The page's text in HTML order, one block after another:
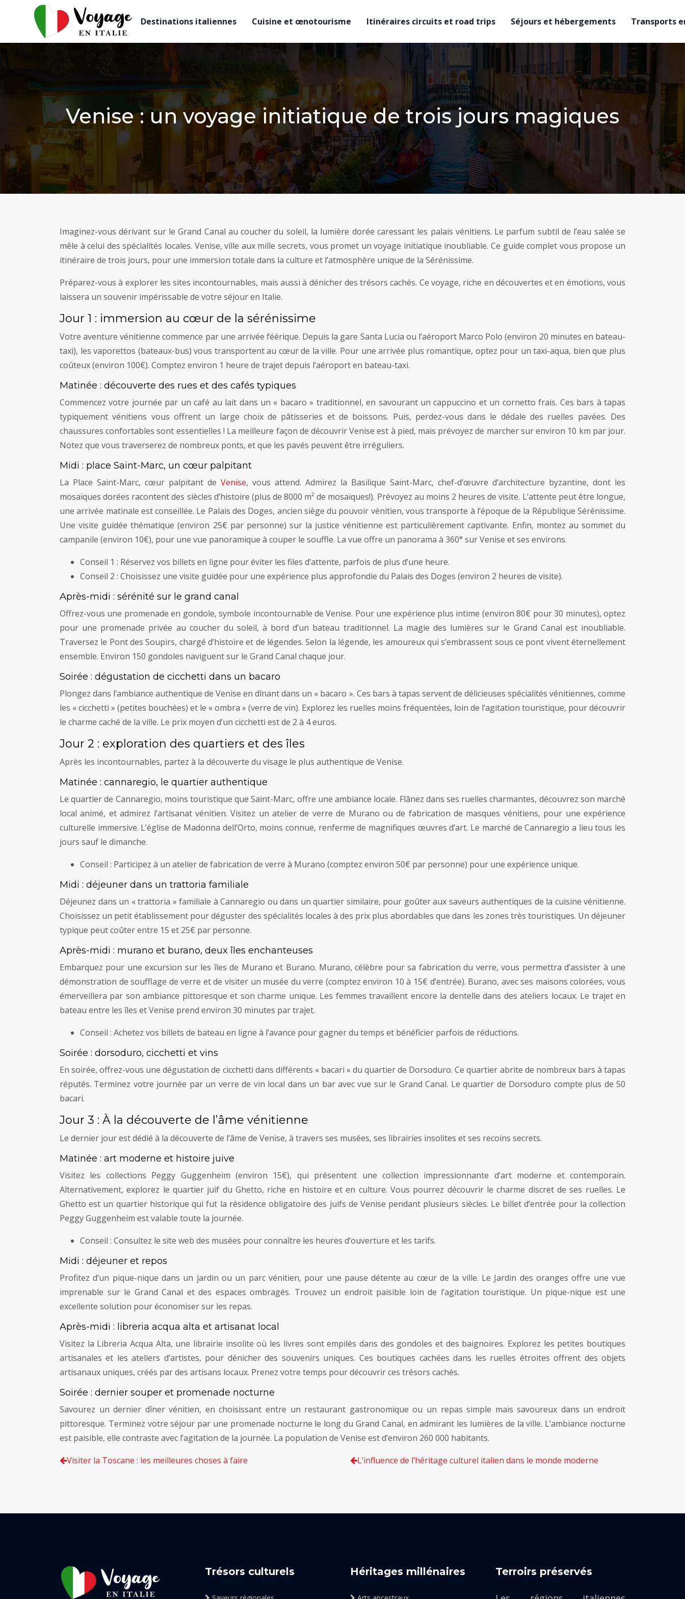
Destinations italiennes Cuisine et œnotourisme Itinéraires circuits et road trips Séjours et hébergements Transports
Venise : un voyage initiatique de trois jours magiques
Imaginez-vous dérivant sur le Grand Canal au coucher du soleil, la lumière dorée caressant les palais vénitiens. Le parfum subtil de l’eau salée se
mêle à celui des spécialités locales. Venise, ville aux mille secrets, vous promet un voyage initiatique inoubliable. Ce guide complet vous propose un
itinéraire de trois jours, pour une immersion totale dans la culture et l’atmosphère unique de la Sérénissime.
Préparez-vous à explorer les sites incontournables, mais aussi à dénicher des trésors cachés. Ce voyage, riche en découvertes et en émotions, vous
laissera un souvenir impérissable de votre séjour en Italie.
Jour 1 : immersion au cœur de la sérénissime
Votre aventure vénitienne commence par une arrivée féérique. Depuis la gare Santa Lucia ou l’aéroport Marco Polo (environ 20 minutes en bateau-
taxi), les vaporettos (bateaux-bus) vous transportent au cœur de la ville. Pour une arrivée plus romantique, optez pour un taxi-aqua, bien que plus
coûteux (environ 100€). Comptez environ 1 heure de trajet depuis l’aéroport en bateau-taxi.
Matinée : découverte des rues et des cafés typiques
Commencez votre journée par un café au lait dans un « bacaro » traditionnel, en savourant un cappuccino et un cornetto frais. Ces bars à tapas
typiquement vénitiens vous offrent un large choix de pâtisseries et de boissons. Puis, perdez-vous dans le dédale des ruelles pavées. Des
chaussures confortables sont essentielles ! La meilleure façon de découvrir Venise est à pied, mais prévoyez de marcher sur environ 10 km par jour.
Notez que vous traverserez de nombreux ponts, et que les pavés peuvent être irréguliers.
Midi : place Saint-Marc, un cœur palpitant
La Place Saint-Marc, cœur palpitant de Venise, vous attend. Admirez la Basilique Saint-Marc, chef-d’œuvre d’architecture byzantine, dont les
mosaïques dorées racontent des siècles d’histoire (plus de 8000 m² de mosaïques!). Prévoyez au moins 2 heures de visite. L’attente peut être longue,
une arrivée matinale est conseillée. Le Palais des Doges, ancien siège du pouvoir vénitien, vous transporte à l’époque de la République Sérénissime.
Une visite guidée thématique (environ 25€ par personne) sur la justice vénitienne est particulièrement captivante. Enfin, montez au sommet du
campanile (environ 10€), pour une vue panoramique à couper le souffle. La vue offre un panorama à 360° sur Venise et ses environs.
Conseil 1 : Réservez vos billets en ligne pour éviter les files d’attente, parfois de plus d’une heure.
Conseil 2 : Choisissez une visite guidée pour une expérience plus approfondie du Palais des Doges (environ 2 heures de visite).
Après-midi : sérénité sur le grand canal
Offrez-vous une promenade en gondole, symbole incontournable de Venise. Pour une expérience plus intime (environ 80€ pour 30 minutes), optez
pour une promenade privée au coucher du soleil, à bord d’un bateau traditionnel. La magie des lumières sur le Grand Canal est inoubliable.
Traversez le Pont des Soupirs, chargé d’histoire et de légendes. Selon la légende, les amoureux qui s’embrassent sous ce pont vivent éternellement
ensemble. Environ 150 gondoles naviguent sur le Grand Canal chaque jour.
Soirée : dégustation de cicchetti dans un bacaro
Plongez dans l’ambiance authentique de Venise en dînant dans un « bacaro ». Ces bars à tapas servent de délicieuses spécialités vénitiennes, comme
les « cicchetti » (petites bouchées) et le « ombra » (verre de vin). Explorez les ruelles moins fréquentées, loin de l’agitation touristique, pour découvrir
le charme caché de la ville. Le prix moyen d’un cicchetti est de 2 à 4 euros.
Jour 2 : exploration des quartiers et des îles
Après les incontournables, partez à la découverte du visage le plus authentique de Venise.
Matinée : cannaregio, le quartier authentique
Le quartier de Cannaregio, moins touristique que Saint-Marc, offre une ambiance locale. Flânez dans ses ruelles charmantes, découvrez son marché
local animé, et admirez l’artisanat vénitien. Visitez un atelier de verre de Murano ou de fabrication de masques vénitiens, pour une expérience
culturelle immersive. L’église de Madonna dell’Orto, moins connue, renferme de magnifiques œuvres d’art. Le marché de Cannaregio a lieu tous les
jours sauf le dimanche.
Conseil : Participez à un atelier de fabrication de verre à Murano (comptez environ 50€ par personne) pour une expérience unique.
Midi : déjeuner dans un trattoria familiale
Déjeunez dans un « trattoria » familiale à Cannaregio ou dans un quartier similaire, pour goûter aux saveurs authentiques de la cuisine vénitienne.
Choisissez un petit établissement pour déguster des spécialités locales à des prix plus abordables que dans les zones très touristiques. Un déjeuner
typique peut coûter entre 15 et 25€ par personne.
Après-midi : murano et burano, deux îles enchanteuses
Embarquez pour une excursion sur les îles de Murano et Burano. Murano, célèbre pour sa fabrication du verre, vous permettra d’assister à une
démonstration de soufflage de verre et de visiter un musée du verre (comptez environ 10 à 15€ d’entrée). Burano, avec ses maisons colorées, vous
émerveillera par son ambiance pittoresque et son charme unique. Les femmes travaillent encore la dentelle dans des ateliers locaux. Le trajet en
bateau entre les îles et Venise prend environ 30 minutes par trajet.
Conseil : Achetez vos billets de bateau en ligne à l’avance pour gagner du temps et bénéficier parfois de réductions.
Soirée : dorsoduro, cicchetti et vins
En soirée, offrez-vous une dégustation de cicchetti dans différents « bacari » du quartier de Dorsoduro. Ce quartier abrite de nombreux bars à tapas
réputés. Terminez votre journée par un verre de vin local dans un bar avec vue sur le Grand Canal. Le quartier de Dorsoduro compte plus de 50
bacari.
Jour 3 : À la découverte de l’âme vénitienne
Le dernier jour est dédié à la découverte de l’âme de Venise, à travers ses musées, ses librairies insolites et ses recoins secrets.
Matinée : art moderne et histoire juive
Visitez les collections Peggy Guggenheim (environ 15€), qui présentent une collection impressionnante d’art moderne et contemporain.
Alternativement, explorez le quartier juif du Ghetto, riche en histoire et en culture. Vous pourrez découvrir le charme discret de ses ruelles. Le
Ghetto est un quartier historique qui fut la résidence obligatoire des juifs de Venise pendant plusieurs siècles. Le billet d’entrée pour la collection
Peggy Guggenheim est valable toute la journée.
Conseil : Consultez le site web des musées pour connaître les heures d’ouverture et les tarifs.
Midi : déjeuner et repos
Profitez d’un pique-nique dans un jardin ou un parc vénitien, pour une pause détente au cœur de la ville. Le Jardin des oranges offre une vue
imprenable sur le Grand Canal et des espaces ombragés. Trouvez un endroit paisible loin de l’agitation touristique. Un pique-nique est une
excellente solution pour économiser sur les repas.
Après-midi : libreria acqua alta et artisanat local
Visitez la Libreria Acqua Alta, une librairie insolite où les livres sont empilés dans des gondoles et des baignoires. Explorez les petites boutiques
artisanales et les ateliers d’artistes, pour dénicher des souvenirs uniques. Ces boutiques cachées dans les ruelles étroites offrent des objets
artisanaux uniques, créés par des artisans locaux. Prenez votre temps pour découvrir ces trésors cachés.
Soirée : dernier souper et promenade nocturne
Savourez un dernier dîner vénitien, en choisissant entre un restaurant gastronomique ou un repas simple mais savoureux dans un endroit
pittoresque. Terminez votre séjour par une promenade nocturne le long du Grand Canal, en admirant les lumières de la ville. L’ambiance nocturne
est paisible, elle contraste avec l’agitation de la journée. La population de Venise est d’environ 260 000 habitants.
Visiter la Toscane : les meilleures choses à faire
L’influence de l’héritage culturel italien dans le monde moderne
Trésors culturels Héritages millénaires Terroirs préservés